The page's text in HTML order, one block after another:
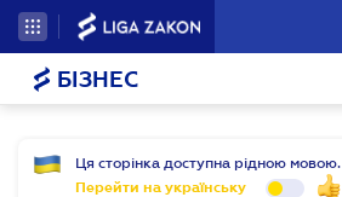
БІЗНЕС
Ця сторінка доступна рідною мовою.
Перейти на українську